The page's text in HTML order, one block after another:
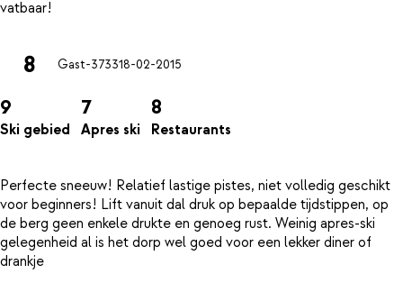
8 Gast-373318-02-2015
9
Ski gebied
7
Apres ski
8
Restaurants
Perfecte sneeuw! Relatief lastige pistes, niet volledig geschikt
voor beginners! Lift vanuit dal druk op bepaalde tijdstippen, op
de berg geen enkele drukte en genoeg rust. Weinig apres-ski
gelegenheid al is het dorp wel goed voor een lekker diner of